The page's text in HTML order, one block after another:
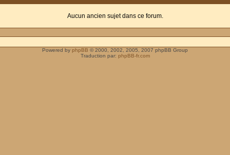
Aucun ancien sujet dans ce forum.
Powered by phpBB © 2000, 2002, 2005, 2007 phpBB Group
Traduction par: phpBB-fr.com